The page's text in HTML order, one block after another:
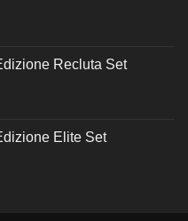
Recluta Set
Elite Set